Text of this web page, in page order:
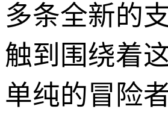
多条全新的
触到围绕着
单纯的冒险